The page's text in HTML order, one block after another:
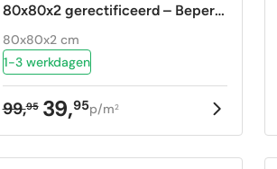
80x80x2 gerectificeerd – Beperkt
beschikbaar Op=Op
80x80x2 cm
1-3 werkdagen
99,95
Oorspronkelijke
prijs
39,95
Huidige
prijs
p/m2